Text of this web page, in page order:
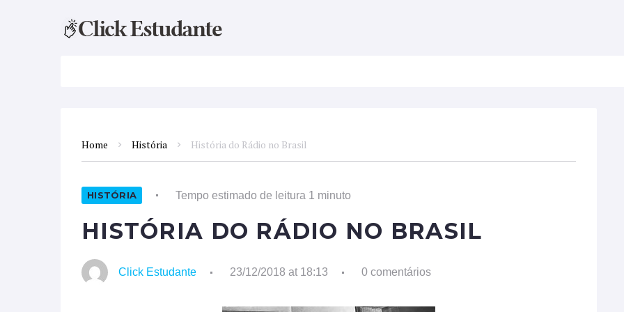
Home História História do Rádio no Brasil
HISTÓRIA Tempo estimado de leitura 1 minuto
HISTÓRIA DO RÁDIO NO BRASIL
Click Estudante 23/12/2018 at 18:13 0 comentários